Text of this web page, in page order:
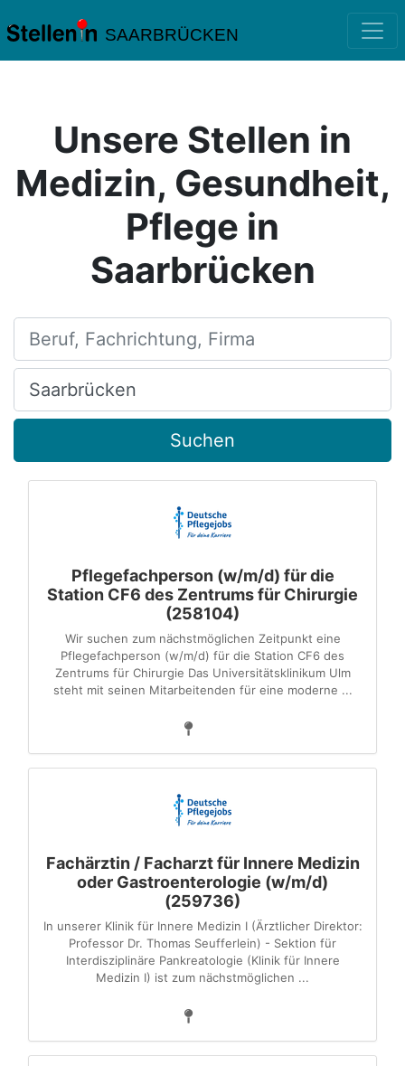
SAARBRÜCKEN
Unsere Stellen in
Medizin, Gesundheit,
Pflege in
Saarbrücken
Beruf, Fachrichtung, Firma
Ort, Stadt
Suchen
Pflegefachperson (w/m/d) für die
Station CF6 des Zentrums für Chirurgie
(258104)
Wir suchen zum nächstmöglichen Zeitpunkt eine
Pflegefachperson (w/m/d) für die Station CF6 des
Zentrums für Chirurgie Das Universitätsklinikum Ulm
steht mit seinen Mitarbeitenden für eine moderne ...
Fachärztin / Facharzt für Innere Medizin
oder Gastroenterologie (w/m/d)
(259736)
In unserer Klinik für Innere Medizin I (Ärztlicher Direktor:
Professor Dr. Thomas Seufferlein) - Sektion für
Interdisziplinäre Pankreatologie (Klinik für Innere
Medizin I) ist zum nächstmöglichen ...